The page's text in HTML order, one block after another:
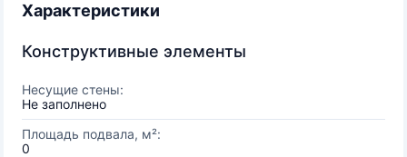
Характеристики
Конструктивные элементы
Несущие стены:
Не заполнено
Площадь подвала, м²:
0